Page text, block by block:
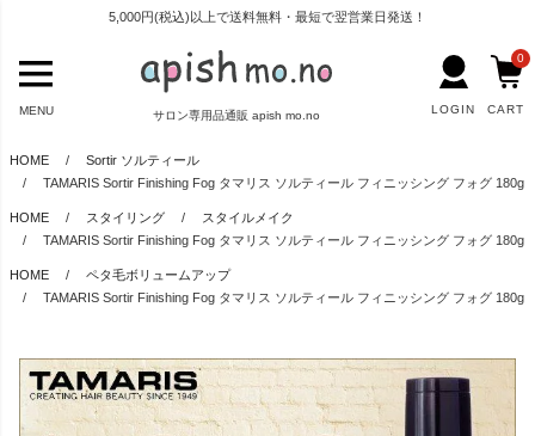
5,000円(税込)以上で送料無料・最短で翌営業日発送！
サロン専用品通販 apish mo.no
MENU LOGIN CART
0
HOME
Sortir ソルティール
TAMARIS Sortir Finishing Fog タマリス ソルティール フィニッシング フォグ 180g
HOME スタイリング
スタイルメイク
TAMARIS Sortir Finishing Fog タマリス ソルティール フィニッシング フォグ 180g
HOME
ペタ毛ボリュームアップ
TAMARIS Sortir Finishing Fog タマリス ソルティール フィニッシング フォグ 180g